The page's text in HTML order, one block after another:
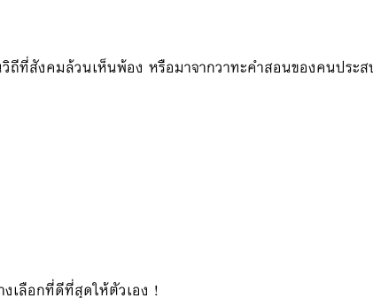
ถีที่สังคมล้วนเห็นพ้อง หรือมาจากวาทะคำสอนของคนประ
เลือกที่ดีที่สุดให้ตัวเอง !